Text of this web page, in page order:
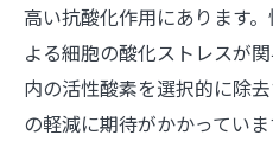
厚生労働省の水素
抗酸化作用を用いた慢
水素吸入の抗酸化
響
高い抗酸化作用にあります
よる細胞の酸化ストレスが
内の活性酸素を選択的に除
の軽減に期待がかかっていま